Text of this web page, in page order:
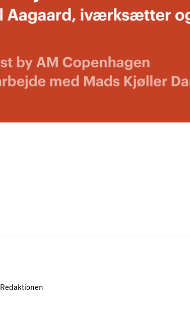
Redaktionen